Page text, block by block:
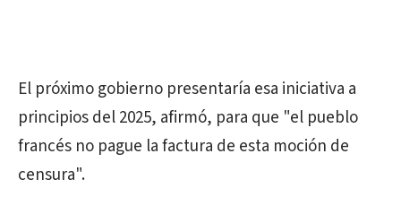
El próximo gobierno presentaría esa iniciativa a
principios del 2025, afirmó, para que "el pueblo
francés no pague la factura de esta moción de
censura".